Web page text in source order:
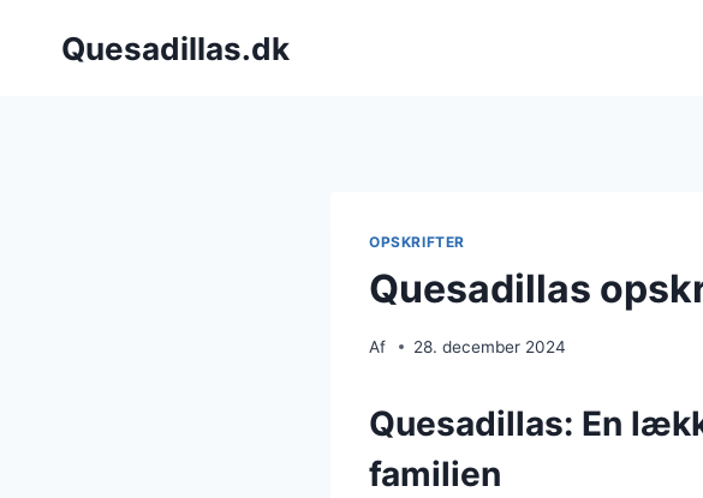
Quesadillas.dk
OPSKRIFTER
Quesadillas
Af 28. december 2024
Quesadillas: En
familien